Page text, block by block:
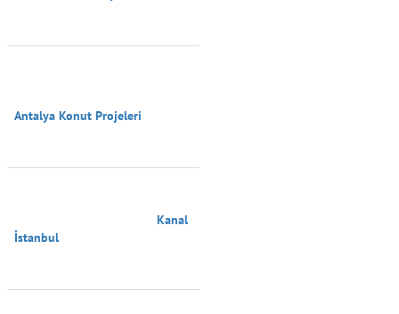
Antalya Konut Projeleri
İstanbul